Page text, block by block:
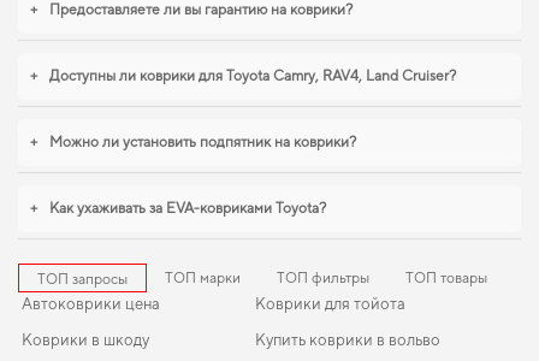
+ Предоставляете ли вы гарантию на коврики?
+ Доступны ли коврики для Toyota Camry, RAV4, Land Cruiser?
+ Можно ли установить подпятник на коврики?
+ Как ухаживать за EVA-ковриками Toyota?
ТОП запросы ТОП марки ТОП фильтры ТОП товары
Автоковрики цена
Коврики в шкоду
Коврики для тойота
Купить коврики в вольво